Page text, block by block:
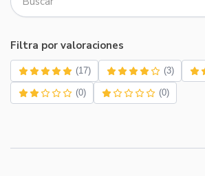
Filtra por valoraciones
(17) (3)
(0) (0)